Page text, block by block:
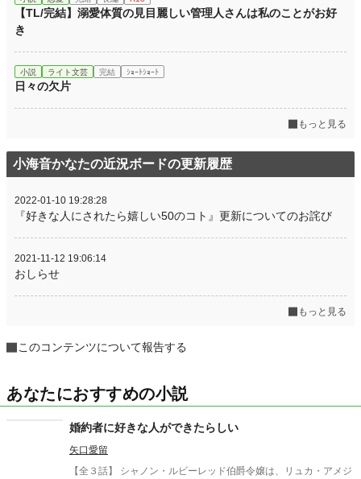
【TL/完結】溺愛体質の見目麗しい管理人さんは私のことがお好
き
小説 ライト文芸 完結 ｼｮｰﾄｼｮｰﾄ
日々の欠片
もっと見る
小海音かなたの近況ボードの更新履歴
2022-01-10 19:28:28
『好きな人にされたら嬉しい50のコト』更新についてのお詫び
2021-11-12 19:06:14
おしらせ
もっと見る
このコンテンツについて報告する
あなたにおすすめの小説
婚約者に好きな人ができたらしい
矢口愛留
【全３話】 シャノン・ルビーレッド伯爵令嬢は、リュカ・アメジ